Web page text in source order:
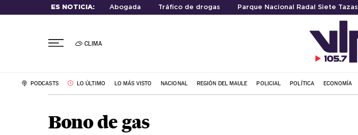
ES NOTICIA: Abogada Tráfico de drogas Parque Nacional Radal Siete Tazas
CLIMA
PODCASTS LO ÚLTIMO LO MÁS VISTO NACIONAL REGIÓN DEL MAULE POLICIAL POLÍTICA ECONOMÍA
Bono de gas